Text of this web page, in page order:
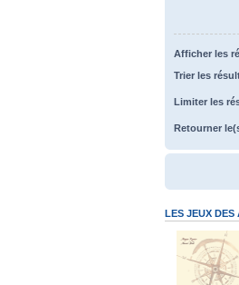
Afficher les
Trier les
Limiter les
Retourner
LES JEUX DES